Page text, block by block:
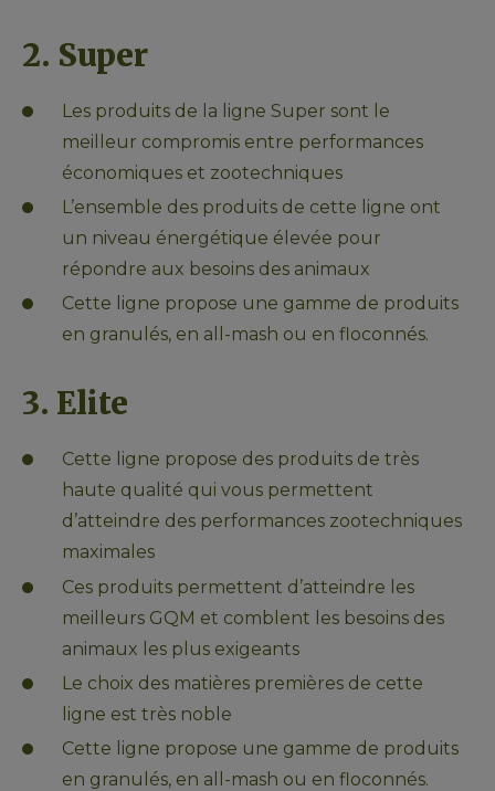
2. Super
Les produits de la ligne Super sont le
meilleur compromis entre performances
économiques et zootechniques
L’ensemble des produits de cette ligne ont
un niveau énergétique élevée pour
répondre aux besoins des animaux
Cette ligne propose une gamme de produits
en granulés, en all-mash ou en floconnés.
3. Elite
Cette ligne propose des produits de très
haute qualité qui vous permettent
d’atteindre des performances zootechniques
maximales
Ces produits permettent d’atteindre les
meilleurs GQM et comblent les besoins des
animaux les plus exigeants
Le choix des matières premières de cette
ligne est très noble
Cette ligne propose une gamme de produits
en granulés, en all-mash ou en floconnés.